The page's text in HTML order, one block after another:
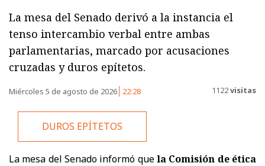
La mesa del Senado derivó a la instancia el
tenso intercambio verbal entre ambas
parlamentarias, marcado por acusaciones
cruzadas y duros epítetos.
Miércoles 5 de agosto de 2026 22:28 1122visitas
DUROS EPÍTETOS
La mesa del Senado informó quela Comisión de ética